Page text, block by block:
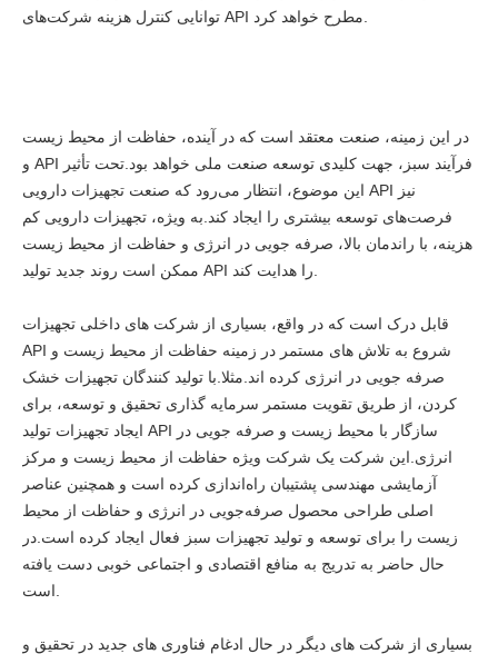
در این زمینه، صنعت معتقد است که در آینده، حفاظت از محیط زیست
و API فرآیند سبز، جهت کلیدی توسعه صنعت ملی خواهد بود.تحت تأثیر
این موضوع، انتظار می‌رود که صنعت تجهیزات دارویی API نیز
فرصت‌های توسعه بیشتری را ایجاد کند.به ویژه، تجهیزات دارویی کم
هزینه، با راندمان بالا، صرفه جویی در انرژی و حفاظت از محیط زیست
قابل درک است که در واقع، بسیاری از شرکت های داخلی تجهیزات
API شروع به تلاش های مستمر در زمینه حفاظت از محیط زیست و
صرفه جویی در انرژی کرده اند.مثلا.با تولید کنندگان تجهیزات خشک
کردن، از طریق تقویت مستمر سرمایه گذاری تحقیق و توسعه، برای
ایجاد تجهیزات تولید API سازگار با محیط زیست و صرفه جویی در
انرژی.این شرکت یک شرکت ویژه حفاظت از محیط زیست و مرکز
آزمایشی مهندسی پشتیبان راه‌اندازی کرده است و همچنین عناصر
اصلی طراحی محصول صرفه‌جویی در انرژی و حفاظت از محیط
زیست را برای توسعه و تولید تجهیزات سبز فعال ایجاد کرده است.در
حال حاضر به تدریج به منافع اقتصادی و اجتماعی خوبی دست یافته
بسیاری از شرکت های دیگر در حال ادغام فناوری های جدید در تحقیق و